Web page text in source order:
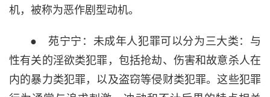
机，被称为恶作剧型动机。
● 苑宁宁：未成年人犯罪可以分为三大类：与
性有关的淫欲类犯罪，包括抢劫、伤害和故意杀人在
内的暴力类犯罪，以及盗窃等侵财类犯罪。这些犯罪